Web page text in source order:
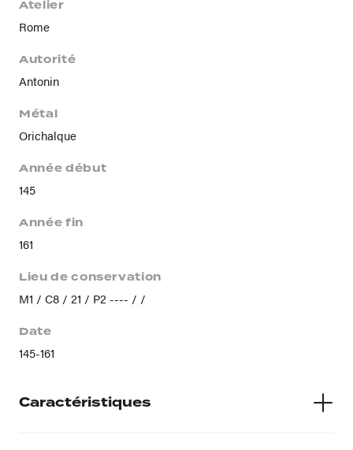
Atelier
Rome
Autorité
Antonin
Métal
Orichalque
Année début
145
Année fin
161
Lieu de conservation
M1 / C8 / 21 / P2 ---- / /
Date
145-161
Caractéristiques